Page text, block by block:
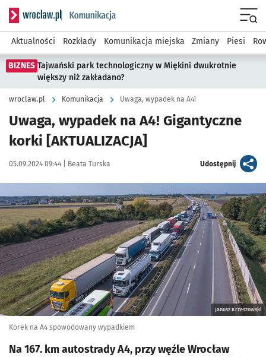
Serwis informacyjny wroclaw.pl podserwis: Komunikacja
Aktualności Rozkłady Komunikacja miejska Zmiany Piesi
BIZNES Tajwański park technologiczny w Miękini dwukrotnie
większy niż zakładano?
wroclaw.pl Komunikacja Uwaga, wypadek na A4!
Uwaga, wypadek na A4! Gigantyczne
korki [AKTUALIZACJA]
Data publikacji:
05.09.2024 09:44 | Autor:
Beata Turska Udostępnijartykuł
Janusz Krzeszowski
Korek na A4 spowodowany wypadkiem
Na 167. km autostrady A4, przy węźle Wrocław